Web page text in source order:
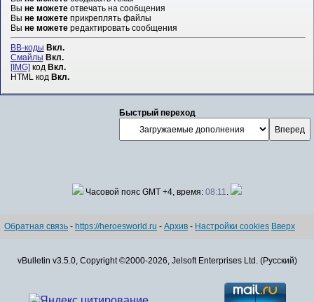
Вы не можетеотвечать на сообщения
Вы не можетеприкреплять файлы
Вы не можетередактировать сообщения
BB-коды Вкл.
Смайлы Вкл.
[IMG]код Вкл.
HTML код Вкл.
Быстрый переход
Часовой пояс GMT +4, время: 08:11.
Обратная связь - https://heroesworld.ru - Архив - Настройки cookies Вверх
vBulletin v3.5.0, Copyright ©2000-2026, Jelsoft Enterprises Ltd. (Русский)